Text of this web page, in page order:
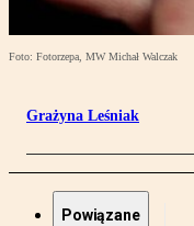
Foto: Fotorzepa, MW Michał Walczak
Grażyna Leśniak
Powiązane